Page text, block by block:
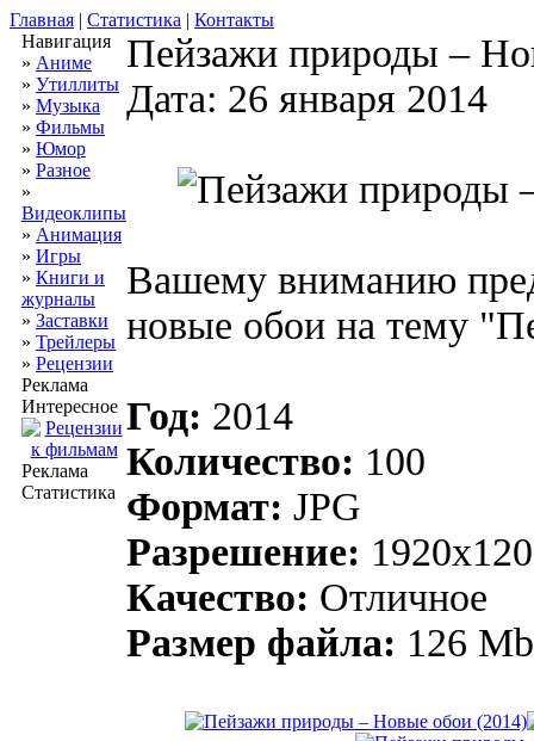
Главная | Статистика | Контакты
Навигация
» Аниме
» Утиллиты
» Музыка
» Фильмы
» Юмор
» Разное
»
Видеоклипы
» Анимация
» Игры
» Книги и
журналы
» Заставки
» Трейлеры
» Рецензии
Реклама
Интересное
Реклама
Статистика
Пейзажи природы –
Дата: 26 января 2014
Вашему вниманию
новые обои на тему
Год: 2014
Количество: 100
Формат: JPG
Разрешение:
Качество: Отличное
Размер файла: 126 Mb